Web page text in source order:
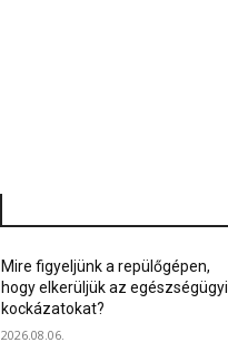
Mire figyeljünk a repülőgépen,
hogy elkerüljük az egészségügyi
kockázatokat?
2026.08.06.